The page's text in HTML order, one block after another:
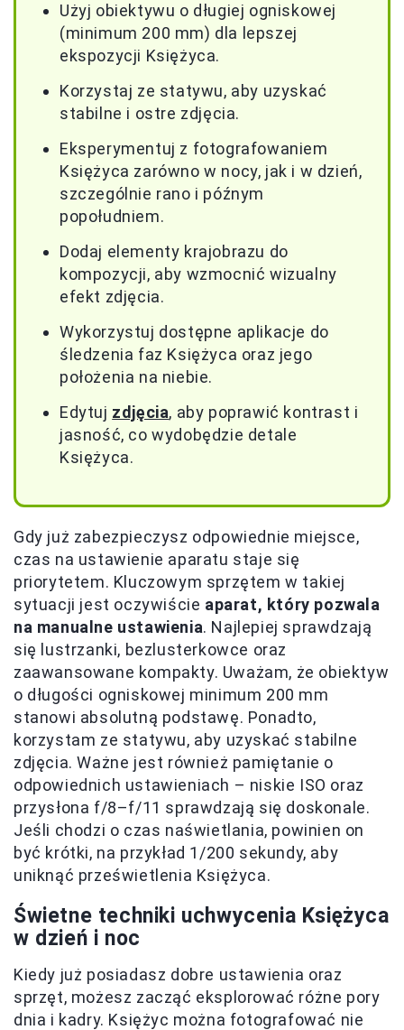
Użyj obiektywu o długiej ogniskowej
(minimum 200 mm) dla lepszej
ekspozycji Księżyca.
Korzystaj ze statywu, aby uzyskać
stabilne i ostre zdjęcia.
Eksperymentuj z fotografowaniem
Księżyca zarówno w nocy, jak i w dzień,
szczególnie rano i późnym
popołudniem.
Dodaj elementy krajobrazu do
kompozycji, aby wzmocnić wizualny
efekt zdjęcia.
Wykorzystuj dostępne aplikacje do
śledzenia faz Księżyca oraz jego
położenia na niebie.
Edytuj zdjęcia, aby poprawić kontrast i
jasność, co wydobędzie detale
Księżyca.
Gdy już zabezpieczysz odpowiednie miejsce,
czas na ustawienie aparatu staje się
priorytetem. Kluczowym sprzętem w takiej
sytuacji jest oczywiście aparat, który pozwala
na manualne ustawienia. Najlepiej sprawdzają
się lustrzanki, bezlusterkowce oraz
zaawansowane kompakty. Uważam, że obiektyw
o długości ogniskowej minimum 200 mm
stanowi absolutną podstawę. Ponadto,
korzystam ze statywu, aby uzyskać stabilne
zdjęcia. Ważne jest również pamiętanie o
odpowiednich ustawieniach – niskie ISO oraz
przysłona f/8–f/11 sprawdzają się doskonale.
Jeśli chodzi o czas naświetlania, powinien on
być krótki, na przykład 1/200 sekundy, aby
uniknąć prześwietlenia Księżyca.
Świetne techniki uchwycenia Księżyca
w dzień i noc
Kiedy już posiadasz dobre ustawienia oraz
sprzęt, możesz zacząć eksplorować różne pory
dnia i kadry. Księżyc można fotografować nie